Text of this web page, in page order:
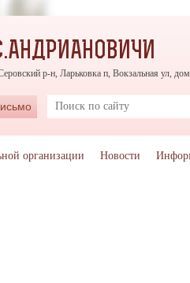
р-н, Ларьковка п, Вокзальная ул,
организации Новости